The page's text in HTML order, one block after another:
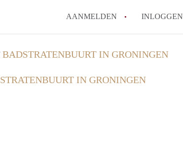
AANMELDEN INLOGGEN
BADSTRATENBUURT IN GRONINGEN
IN GRONINGEN